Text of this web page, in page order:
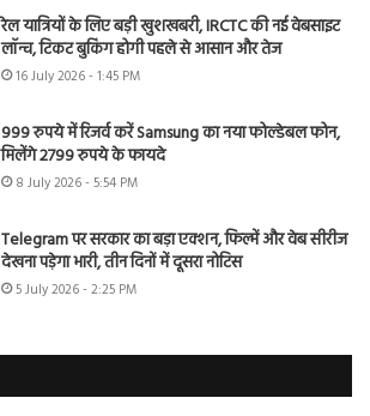
रेल यात्रियों के लिए बड़ी खुशखबरी, IRCTC की नई वेबसाइट
लॉन्च, टिकट बुकिंग होगी पहले से आसान और तेज
16 July 2026 - 1:45 PM
999 रुपये में रिजर्व करें Samsung का नया फोल्डेबल फोन,
मिलेंगे 2799 रुपये के फायदे
8 July 2026 - 5:54 PM
Telegram पर सरकार का बड़ा एक्शन, फिल्में और वेब सीरीज
देखना पड़ेगा भारी, तीन दिनों में दूसरा नोटिस
5 July 2026 - 2:25 PM